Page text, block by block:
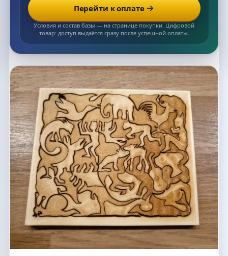
Перейти к оплате
Условия и состав базы — на странице покупки. Цифровой
товар: доступ выдаётся сразу после успешной оплаты.
Список макетов